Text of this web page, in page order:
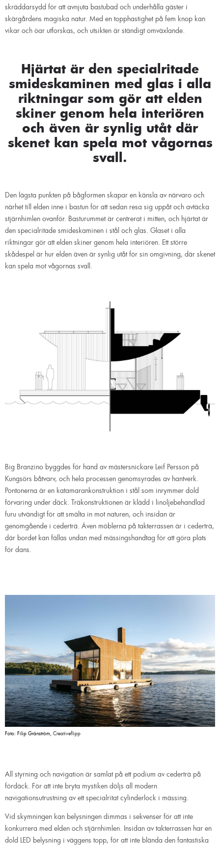
skräddarsydd för att avnjuta bastubad och underhålla gäster i
skärgårdens magiska natur. Med en topphastighet på fem knop kan
vikar och öar utforskas, och utsikten är ständigt omväxlande.
Hjärtat är den specialritade
smideskaminen med glas i alla
riktningar som gör att elden
skiner genom hela interiören
och även är synlig utåt där
skenet kan spela mot vågornas
svall.
Den lägsta punkten på bågformen skapar en känsla av närvaro och
närhet till elden inne i bastun för att sedan resa sig uppåt och avtäcka
stjärnhimlen ovanför. Basturummet är centrerat i mitten, och hjärtat är
den specialritade smideskaminen i stål och glas. Glaset i alla
riktningar gör att elden skiner genom hela interiören. Ett större
skådespel är hur elden även är synlig utåt för sin omgivning, där skenet
kan spela mot vågornas svall.
Big Branzino byggdes för hand av mästersnickare Leif Persson på
Kungsörs båtvarv, och hela processen genomsyrades av hantverk.
Pontonerna är en katamarankonstruktion i stål som inrymmer dold
förvaring under däck. Träkonstruktionen är klädd i linoljebehandlad
furu utvändigt för att smälta in mot naturen, och insidan är
genomgående i cederträ. Även möblerna på takterrassen är i cederträ,
där bordet kan fällas undan med mässingshandtag för att göra plats
för dans.
Foto: Filip Gränström, Creativeflipp
All styrning och navigation är samlat på ett podium av cederträ på
fördäck. För att inte bryta mystiken döljs all modern
navigationsutrustning av ett specialritat cylinderlock i mässing.
Vid skymningen kan belysningen dimmas i sekvenser för att inte
konkurrera med elden och stjärnhimlen. Insidan av takterrassen har en
dold LED belysning i väggens topp, för att inte blända den fantastiska